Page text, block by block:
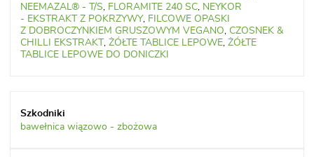
NEEMAZAL® - T/S, FLORAMITE 240 SC, NEYKOR
- EKSTRAKT Z POKRZYWY, FILCOWE OPASKI
Z DOBROCZYNKIEM GRUSZOWYM VEGANO, CZOSNEK &
CHILLI EKSTRAKT , ŻÓŁTE TABLICE LEPOWE, ŻÓŁTE
TABLICE LEPOWE DO DONICZKI
bawełnica wiązowo - zbożowa